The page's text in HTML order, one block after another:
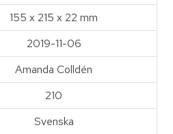
155 x 215 x 22 mm
2019-11-06
Amanda Colldén
210
Svenska